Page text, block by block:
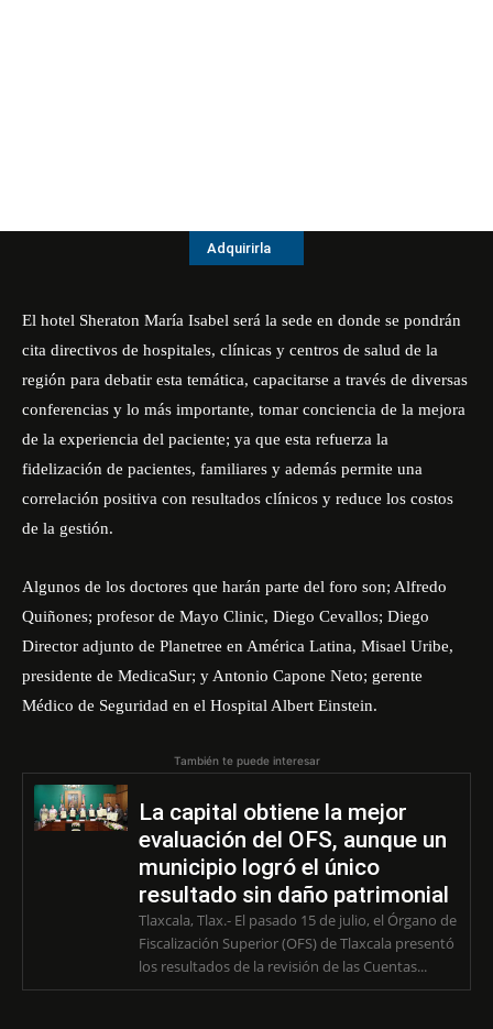
Adquirirla
El hotel Sheraton María Isabel será la sede en donde se pondrán
cita directivos de hospitales, clínicas y centros de salud de la
región para debatir esta temática, capacitarse a través de diversas
conferencias y lo más importante, tomar conciencia de la mejora
de la experiencia del paciente; ya que esta refuerza la
fidelización de pacientes, familiares y además permite una
correlación positiva con resultados clínicos y reduce los costos
de la gestión.
Algunos de los doctores que harán parte del foro son; Alfredo
Quiñones; profesor de Mayo Clinic, Diego Cevallos; Diego
Director adjunto de Planetree en América Latina, Misael Uribe,
presidente de MedicaSur; y Antonio Capone Neto; gerente
Médico de Seguridad en el Hospital Albert Einstein.
También te puede interesar
La capital obtiene la mejor
evaluación del OFS, aunque un
municipio logró el único
resultado sin daño patrimonial
Tlaxcala, Tlax.- El pasado 15 de julio, el Órgano de
Fiscalización Superior (OFS) de Tlaxcala presentó
los resultados de la revisión de las Cuentas...